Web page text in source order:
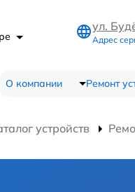
ул.
Адрес
О компании Ремонт
устройств